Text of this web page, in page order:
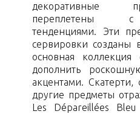
декоративные
переплетены с
тенденциями. Эти
сервировки созданы
основная
дополнить
акцентами.
другие предметы
Les Dépareillées